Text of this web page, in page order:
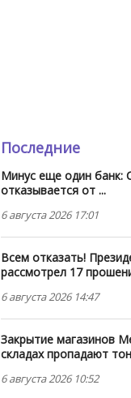
Последние
Минус еще один банк:
отказывается от ...
6 августа 2026 17:01
Всем отказать!
рассмотрел 17
6 августа 2026 14:47
Закрытие магазинов
складах пропадают
6 августа 2026 10:52